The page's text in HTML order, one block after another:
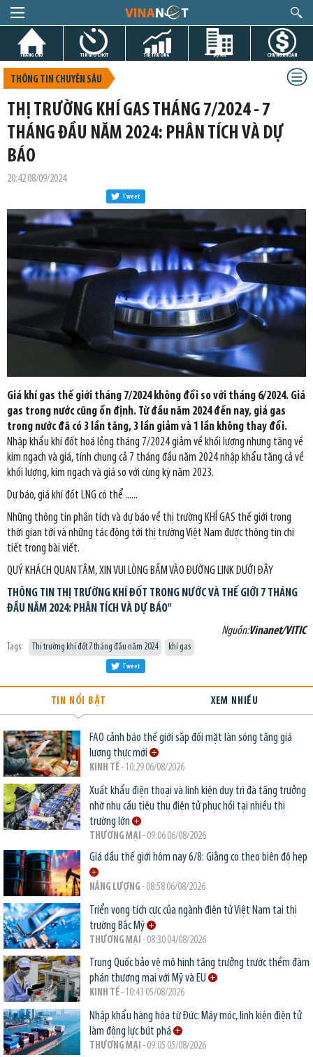
TRANG CHỦ TIN GIỜ CHÓT THỊ TRƯỜNG DỰ ÁN CHỨNG KHOÁN
THÔNG TIN CHUYÊN SÂU
THỊ TRƯỜNG KHÍ GAS THÁNG 7/2024 - 7
THÁNG ĐẦU NĂM 2024: PHÂN TÍCH VÀ DỰ
BÁO
20:42 08/09/2024
Tweet
Giá khí gas thế giới tháng 7/2024 không đổi so với tháng 6/2024. Giá
gas trong nước cũng ổn định. Từ đầu năm 2024 đến nay, giá gas
trong nước đã có 3 lần tăng, 3 lần giảm và 1 lần không thay đổi.
Nhập khẩu khí đốt hoá lỏng tháng 7/2024 giảm về khối lượng nhưng tăng về
kim ngạch và giá, tính chung cả 7 tháng đầu năm 2024 nhập khẩu tăng cả về
khối lượng, kim ngạch và giá so với cùng kỳ năm 2023.
Dự báo, giá khí đốt LNG có thể ......
Những thông tin phân tích và dự báo về thị trường KHÍ GAS thế giới trong
thời gian tới và những tác động tới thị trường Việt Nam được thông tin chi
tiết trong bài viết.
QUÝ KHÁCH QUAN TÂM, XIN VUI LÒNG BẤM VÀO ĐƯỜNG LINK DƯỚI ĐÂY
THÔNG TIN THỊ TRƯỜNG KHÍ ĐỐT TRONG NƯỚC VÀ THẾ GIỚI 7 THÁNG
ĐẦU NĂM 2024: PHÂN TÍCH VÀ DỰ BÁO"
Nguồn:Vinanet/VITIC
Tags: Thị trường khí đốt 7 tháng đầu năm 2024 khí gas
Tweet
TIN NỔI BẬT XEM NHIỀU
FAO cảnh báo thế giới sắp đối mặt làn sóng tăng giá
lương thực mới
KINH TẾ- 10:29 06/08/2026
Xuất khẩu điện thoại và linh kiện duy trì đà tăng trưởng
nhờ nhu cầu tiêu thụ điện tử phục hồi tại nhiều thị
trường lớn
THƯƠNG MẠI - 09:06 06/08/2026
Giá dầu thế giới hôm nay 6/8: Giằng co theo biên độ hẹp
NĂNG LƯỢNG - 08:58 06/08/2026
Triển vọng tích cực của ngành điện tử Việt Nam tại thị
trường Bắc Mỹ
THƯƠNG MẠI - 08:30 04/08/2026
Trung Quốc bảo vệ mô hình tăng trưởng trước thềm đàm
phán thương mại với Mỹ và EU
KINH TẾ- 10:43 05/08/2026
Nhập khẩu hàng hóa từ Đức: Máy móc, linh kiện điện tử
làm động lực bứt phá
THƯƠNG MẠI - 09:05 05/08/2026